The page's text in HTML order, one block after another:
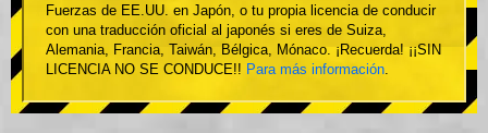
Fuerzas de EE.UU. en Japón, o tu propia licencia de conducir
con una traducción oficial al japonés si eres de Suiza,
Alemania, Francia, Taiwán, Bélgica, Mónaco. ¡Recuerda! ¡¡SIN
LICENCIA NO SE CONDUCE!! Para más información